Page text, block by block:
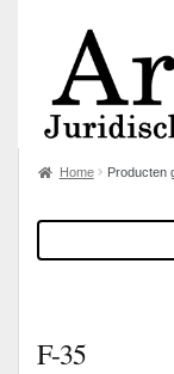
Home Producten
F-35